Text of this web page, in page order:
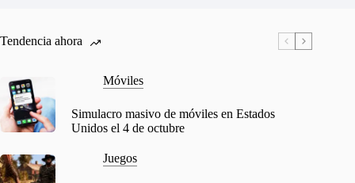
Tendencia ahora
Móviles
Simulacro masivo de móviles en Estados
Unidos el 4 de octubre
Juegos